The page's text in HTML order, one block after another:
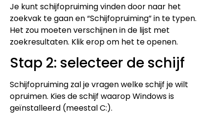
Je kunt schijfopruiming vinden door naar het
zoekvak te gaan en “Schijfopruiming” in te typen.
Het zou moeten verschijnen in de lijst met
zoekresultaten. Klik erop om het te openen.
Stap 2: selecteer de schijf
Schijfopruiming zal je vragen welke schijf je wilt
opruimen. Kies de schijf waarop Windows is
geïnstalleerd (meestal C:).